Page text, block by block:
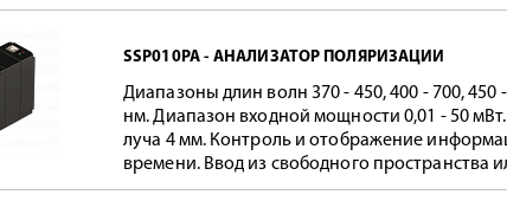
SSP010PA - АНАЛИЗАТОР ПОЛЯРИЗАЦИИ
Диапазоны длин волн 370 - 450, 400 - 700, 450
нм. Диапазон входной мощности 0,01 - 50
луча 4 мм. Контроль и отображение
времени. Ввод из свободного пространства